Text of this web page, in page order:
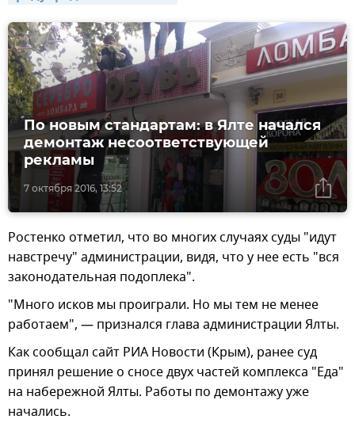
7 октября 2016, 13:52
По новым стандартам: в Ялте начался
демонтаж несоответствующей
рекламы
Ростенко отметил, что во многих случаях суды "идут
навстречу" администрации, видя, что у нее есть "вся
законодательная подоплека".
"Много исков мы проиграли. Но мы тем не менее
работаем", — признался глава администрации Ялты.
Как сообщал сайт РИА Новости (Крым), ранее суд
принял решение о сносе двух частей комплекса "Еда"
на набережной Ялты. Работы по демонтажу уже
начались.